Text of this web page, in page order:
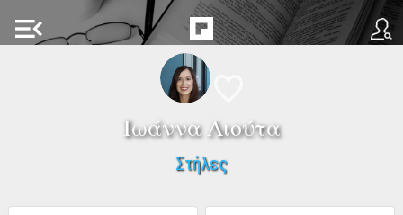
menu_open
Ιωάννα Λιούτα
Στήλες